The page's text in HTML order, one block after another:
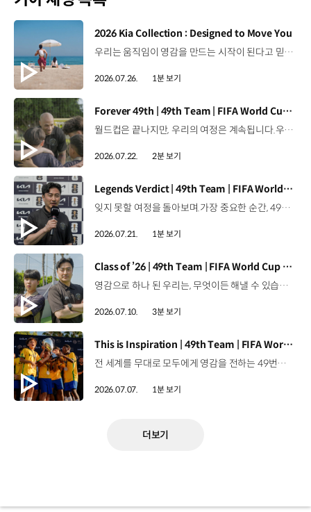
[동영상]
2026 Kia Collection : Designed to Move You
우리는 움직임이 영감을 만드는 시작이 된다고 믿습니다. 기아만의 Movement로 당신의 일상에 영감을 더해줄 2026 Kia Collection을 만나보세요. Designed to move you. Kia Collection 자세히 보기 ▶ #Kia #기아 #KiaCollection #기아컬렉션 #Designedtomoveyou #lifestyle
2026.07.26. 1분 보기
[동영상]
Forever 49th | 49th Team | FIFA World Cup 2026™
월드컵은 끝나지만, 우리의 여정은 계속됩니다.우리는 영원한 49번째 팀입니다. 자세히 보기 ▶ #Kia #InspirationConnectsUsAll #49thTeam #OMBC #FIFAWorldCup2026 유튜브 쇼츠 보기 >
2026.07.22. 2분 보기
[동영상]
Legends Verdict | 49th Team | FIFA World Cup 2026™
잊지 못할 여정을 돌아보며.가장 중요한 순간, 49번째 팀이 공을 건네며 완벽하게 임무를 해낸 그 순간을 함께 돌아봅니다. 자세히 보기 ▶ #Kia #InspirationConnectsUsAll #49thTeam #OMBC #FIFAWorldCup2026 유튜브 쇼츠 보기 >
2026.07.21. 1분 보기
[동영상]
Class of ’26 | 49th Team | FIFA World Cup 2026™
영감으로 하나 된 우리는, 무엇이든 해낼 수 있습니다.세계 곳곳에서 모인 2026년의 주인공들이 FIFA 월드컵™ 오피셜 매치볼 캐리어로 꿈의 무대에 섰습니다. 자세히 보기 ▶ #Kia #InspirationConnectsUsAll #49thTeam #OMBC #FIFAWorldCup2026 유튜브 쇼츠 보기 >
2026.07.10. 3분 보기
[동영상]
This is Inspiration | 49th Team | FIFA World Cup 2026™
전 세계를 무대로 모두에게 영감을 전하는 49번째 팀.FIFA 월드컵 2026™을 향한 여정 속, 이제 사람들의 시선은 이 어린 스타들에게 향합니다. 자세히 보기 ▶ #Kia #InspirationConnectsUsAll #49thTeam #OMBC #FIFAWorldCup2026 유튜브 쇼츠 보기 >
2026.07.07. 1분 보기
더보기